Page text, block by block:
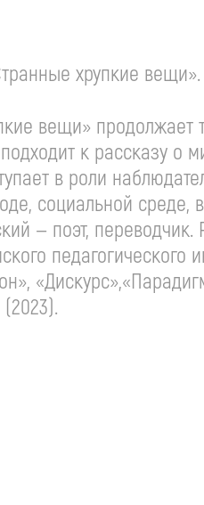
хрупкие вещи».
вещи»
к рассказу о
в роли
социальной среде,
— поэт,
педагогического